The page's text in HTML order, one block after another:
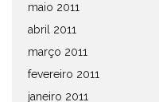
maio 2011
abril 2011
março 2011
fevereiro 2011
janeiro 2011